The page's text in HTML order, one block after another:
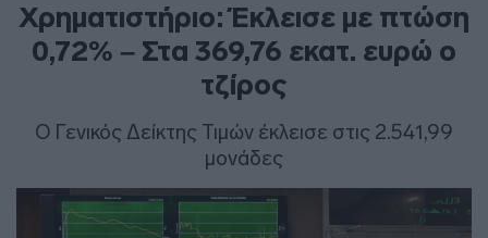
Χρηματιστήριο: Έκλεισε με πτώση
0,72% – Στα 369,76 εκατ. ευρώ ο
τζίρος
O Γενικός Δείκτης Τιμών έκλεισε στις 2.541,99
μονάδες